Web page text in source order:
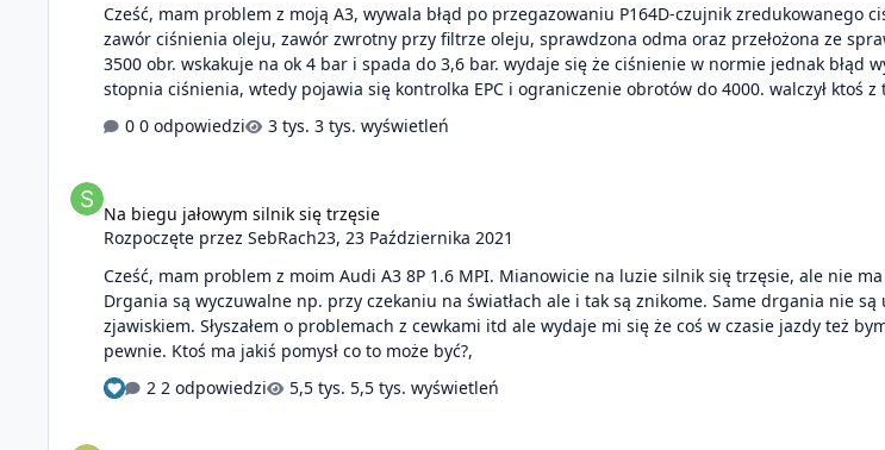
Cześć, mam problem z moją A3, wywala błąd po przegazowaniu P164D-czujnik
zawór ciśnienia oleju, zawór zwrotny przy filtrze oleju, sprawdzona odma oraz przełożona ze
3500 obr. wskakuje na ok 4 bar i spada do 3,6 bar. wydaje się że ciśnienie w normie jednak
stopnia ciśnienia, wtedy pojawia się kontrolka EPC i ograniczenie obrotów do 4000. walczył
0 odpowiedzi
3 tys. wyświetleń
Na biegu jałowym silnik się trzęsie
Rozpoczęte przezSebRach23, 23 Października 2021
Cześć, mam problem z moim Audi A3 8P 1.6 MPI. Mianowicie na luzie silnik się trzęsie, ale nie
Drgania są wyczuwalne np. przy czekaniu na światłach ale i tak są znikome. Same drgania nie
zjawiskiem. Słyszałem o problemach z cewkami itd ale wydaje mi się że coś w czasie jazdy też
pewnie. Ktoś ma jakiś pomysł co to może być?,
2 odpowiedzi
5,5 tys. wyświetleń